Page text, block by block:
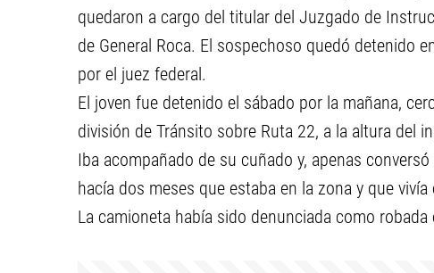
quedaron a cargo del titular del Juzgado de
de General Roca. El sospechoso quedó detenido
por el juez federal.
El joven fue detenido el sábado por la mañana,
división de Tránsito sobre Ruta 22, a la altura del
Iba acompañado de su cuñado y, apenas
hacía dos meses que estaba en la zona y que
La camioneta había sido denunciada como